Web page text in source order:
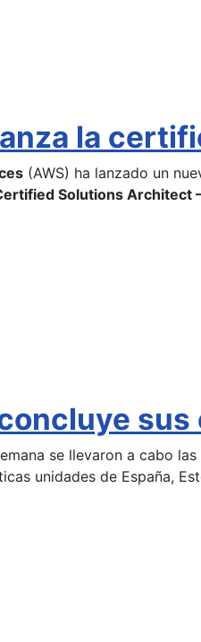
la
(AWS) ha lanzado un
Solutions Architect
concluye
se llevaron a cabo las
unidades de España,